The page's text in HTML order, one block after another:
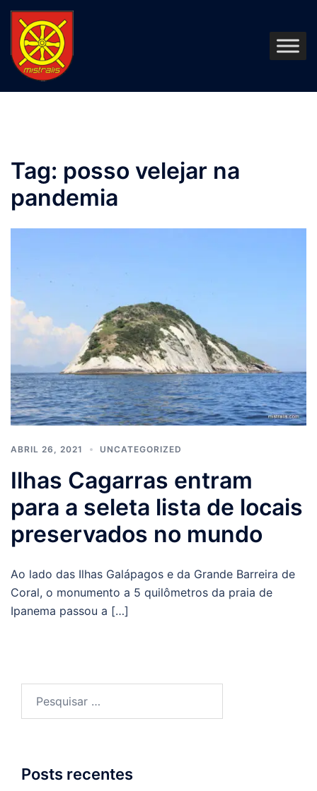
Pular
para
conteúdo
Tag: posso velejar na
pandemia
ABRIL 26, 2021 UNCATEGORIZED
Ilhas Cagarras entram
para a seleta lista de locais
preservados no mundo
Ao lado das Ilhas Galápagos e da Grande Barreira de
Coral, o monumento a 5 quilômetros da praia de
Ipanema passou a […]
por:
Posts recentes